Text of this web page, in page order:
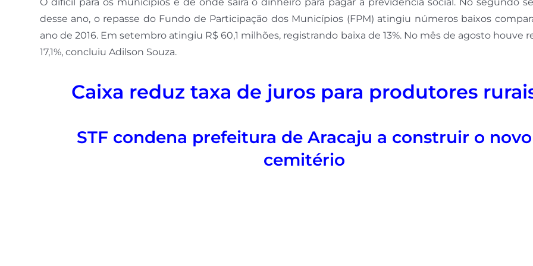
desse ano, o repasse do Fundo de Participação dos Municípios (FPM) atingiu números baixos
ano de 2016. Em setembro atingiu R$ 60,1 milhões, registrando baixa de 13%. No mês de agosto houve
17,1%, concluiu Adilson Souza.
Caixa reduz taxa de juros para produtores
STF condena prefeitura de Aracaju a construir o novo
cemitério